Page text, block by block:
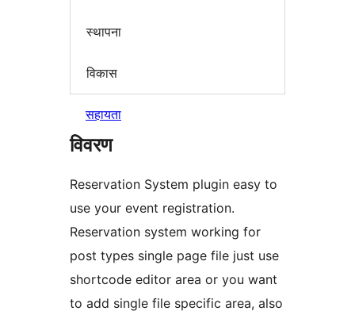
स्थापना
विकास
सहायता
विवरण
Reservation System plugin easy to
use your event registration.
Reservation system working for
post types single page file just use
shortcode editor area or you want
to add single file specific area, also